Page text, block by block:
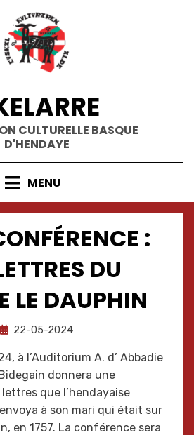
CULTURELLE BASQUE
D'HENDAYE
MENU
:
DU
LE DAUPHIN
byOneka
Posted
22-05-2024
à l’Auditorium A. d’ Abbadie
donnera une
que l’hendayaise
à son mari qui était sur
en 1757. La conférence sera